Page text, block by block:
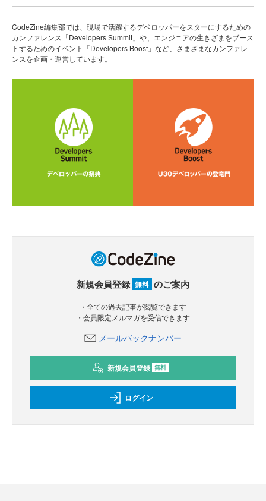
CodeZine編集部では、現場で活躍するデベロッパーをスターにするための
カンファレンス「Developers Summit」や、エンジニアの生きざまをブース
トするためのイベント「Developers Boost」など、さまざまなカンファレ
ンスを企画・運営しています。
新規会員登録 無料 のご案内
・全ての過去記事が閲覧できます
・会員限定メルマガを受信できます
メールバックナンバー
新規会員登録 無料
ログイン